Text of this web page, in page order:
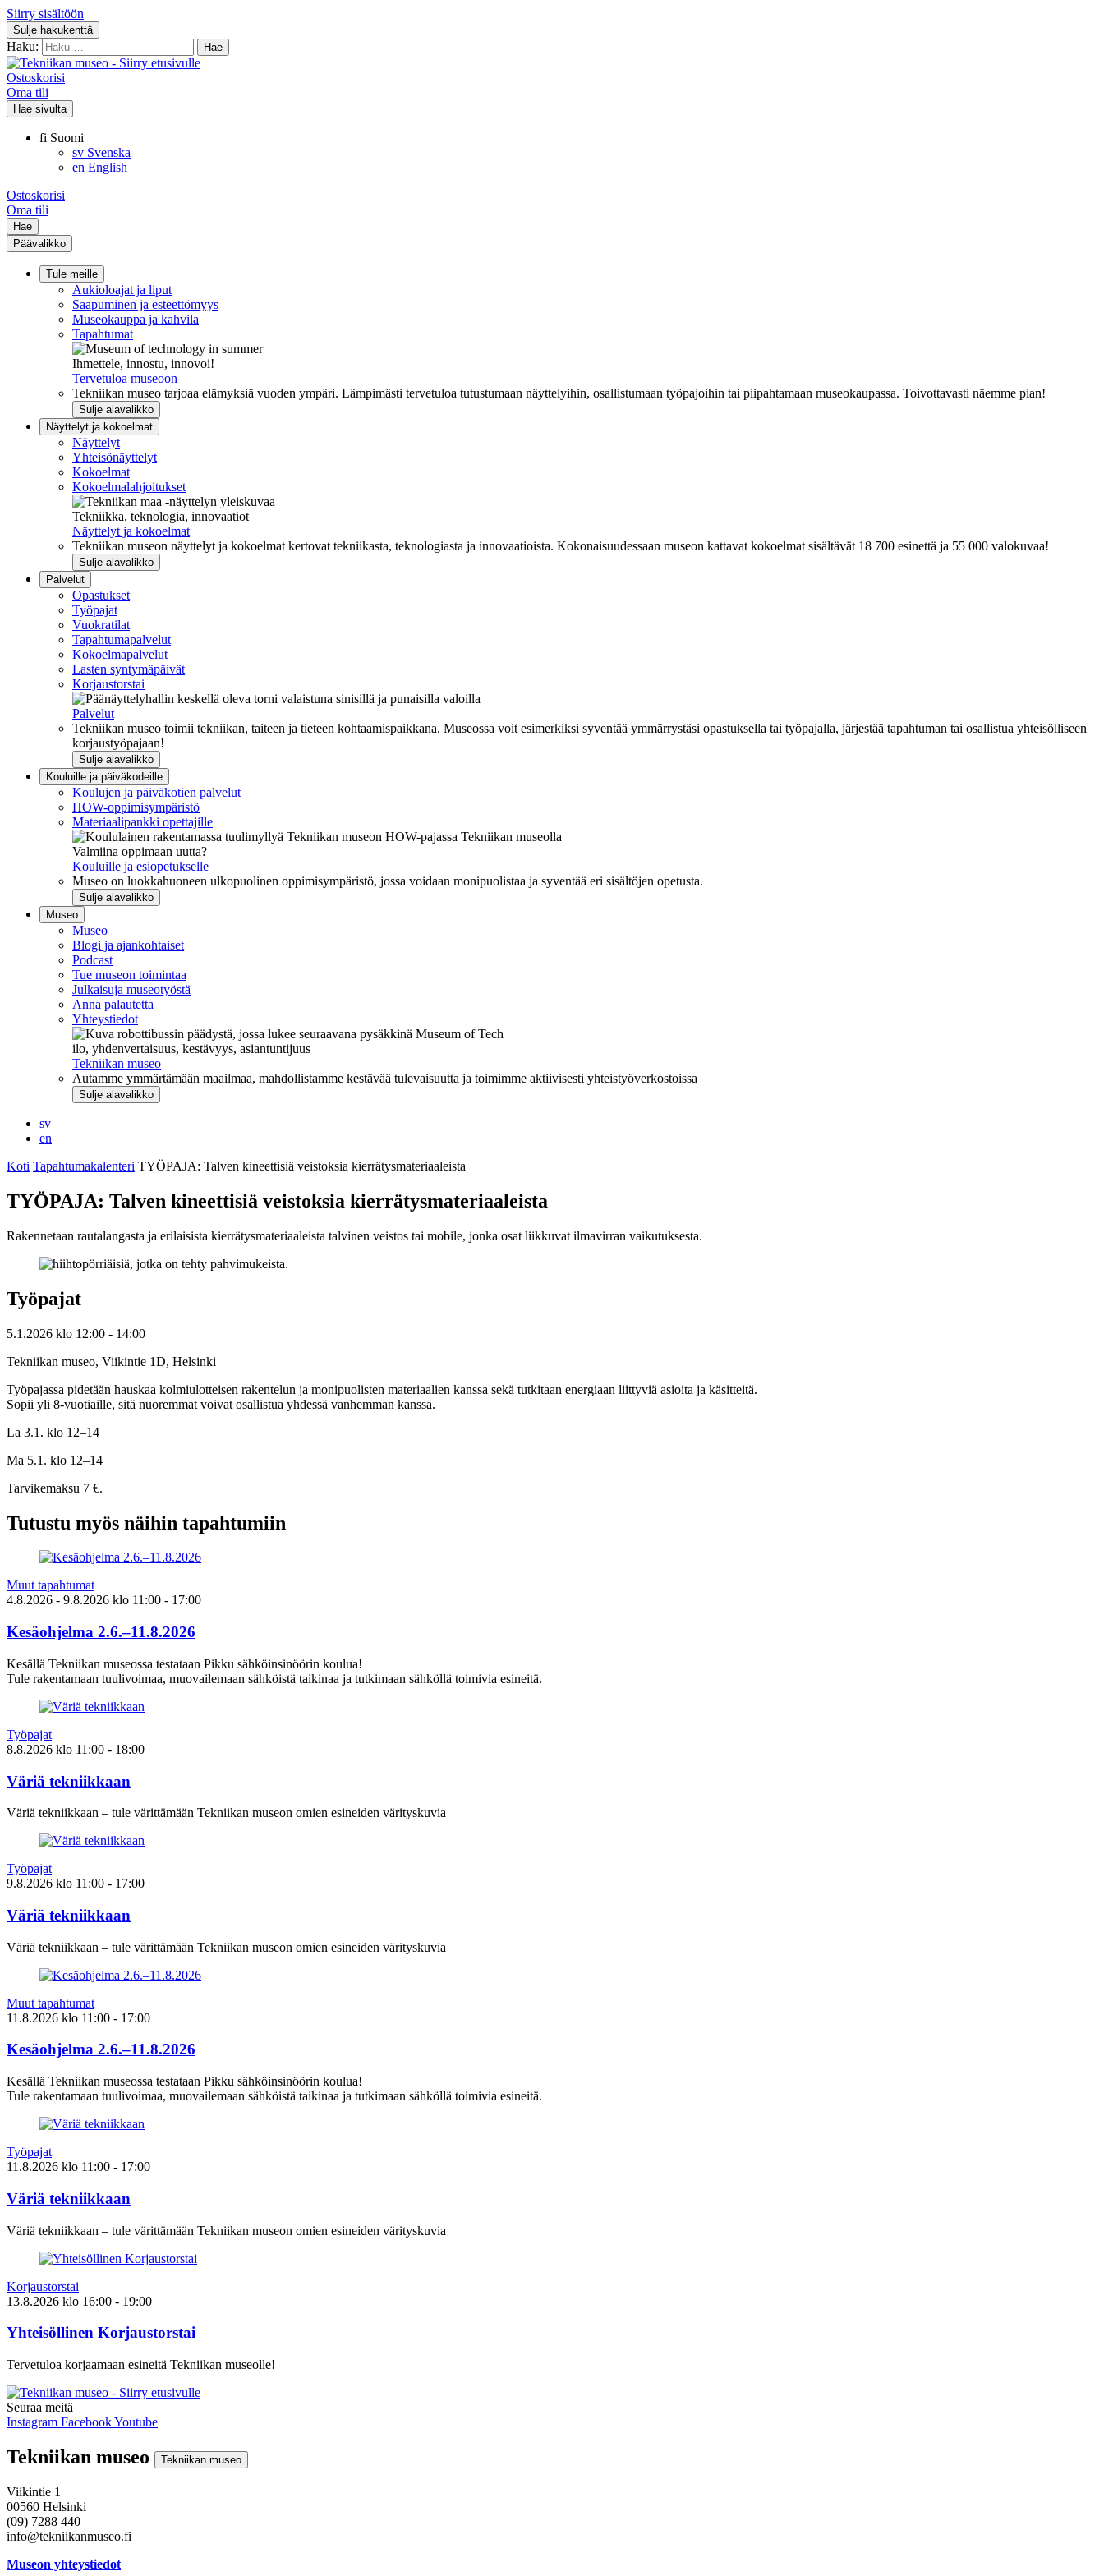
Siirry sisältöön
Sulje hakukenttä
Haku:
Ostoskorisi
Oma tili
Hae sivulta
fi Suomi
sv Svenska
en English
Ostoskorisi
Oma tili
Hae
Päävalikko
Tule meille
Aukioloajat ja liput
Saapuminen ja esteettömyys
Museokauppa ja kahvila
Tapahtumat
Ihmettele, innostu, innovoi!
Tervetuloa museoon
Tekniikan museo tarjoaa elämyksiä vuoden ympäri. Lämpimästi tervetuloa tutustumaan näyttelyihin, osallistumaan työpajoihin tai piipahtamaan museokaupassa. Toivottavasti näemme pian!
Sulje alavalikko
Näyttelyt ja kokoelmat
Näyttelyt
Yhteisönäyttelyt
Kokoelmat
Kokoelmalahjoitukset
Tekniikka, teknologia, innovaatiot
Näyttelyt ja kokoelmat
Tekniikan museon näyttelyt ja kokoelmat kertovat tekniikasta, teknologiasta ja innovaatioista. Kokonaisuudessaan museon kattavat kokoelmat sisältävät 18 700 esinettä ja 55 000 valokuvaa!
Sulje alavalikko
Palvelut
Opastukset
Työpajat
Vuokratilat
Tapahtumapalvelut
Kokoelmapalvelut
Lasten syntymäpäivät
Korjaustorstai
Palvelut
Tekniikan museo toimii tekniikan, taiteen ja tieteen kohtaamispaikkana. Museossa voit esimerkiksi syventää ymmärrystäsi opastuksella tai työpajalla, järjestää tapahtuman tai osallistua yhteisölliseen
korjaustyöpajaan!
Sulje alavalikko
Kouluille ja päiväkodeille
Koulujen ja päiväkotien palvelut
HOW-oppimisympäristö
Materiaalipankki opettajille
Valmiina oppimaan uutta?
Kouluille ja esiopetukselle
Museo on luokkahuoneen ulkopuolinen oppimisympäristö, jossa voidaan monipuolistaa ja syventää eri sisältöjen opetusta.
Sulje alavalikko
Museo
Museo
Blogi ja ajankohtaiset
Podcast
Tue museon toimintaa
Julkaisuja museotyöstä
Anna palautetta
Yhteystiedot
ilo, yhdenvertaisuus, kestävyys, asiantuntijuus
Tekniikan museo
Autamme ymmärtämään maailmaa, mahdollistamme kestävää tulevaisuutta ja toimimme aktiivisesti yhteistyöverkostoissa
Sulje alavalikko
sv
en
Koti Tapahtumakalenteri TYÖPAJA: Talven kineettisiä veistoksia kierrätysmateriaaleista
TYÖPAJA: Talven kineettisiä veistoksia kierrätysmateriaaleista
Rakennetaan rautalangasta ja erilaisista kierrätysmateriaaleista talvinen veistos tai mobile, jonka osat liikkuvat ilmavirran vaikutuksesta.
Työpajat
5.1.2026 klo 12:00 - 14:00
Tekniikan museo, Viikintie 1D, Helsinki
Työpajassa pidetään hauskaa kolmiulotteisen rakentelun ja monipuolisten materiaalien kanssa sekä tutkitaan energiaan liittyviä asioita ja käsitteitä.
Sopii yli 8-vuotiaille, sitä nuoremmat voivat osallistua yhdessä vanhemman kanssa.
La 3.1. klo 12–14
Ma 5.1. klo 12–14
Tarvikemaksu 7 €.
Tutustu myös näihin tapahtumiin
Muut tapahtumat
4.8.2026 - 9.8.2026 klo 11:00 - 17:00
Kesäohjelma 2.6.–11.8.2026
Kesällä Tekniikan museossa testataan Pikku sähköinsinöörin koulua!
Tule rakentamaan tuulivoimaa, muovailemaan sähköistä taikinaa ja tutkimaan sähköllä toimivia esineitä.
Työpajat
8.8.2026 klo 11:00 - 18:00
Väriä tekniikkaan
Väriä tekniikkaan – tule värittämään Tekniikan museon omien esineiden värityskuvia
Työpajat
9.8.2026 klo 11:00 - 17:00
Väriä tekniikkaan
Väriä tekniikkaan – tule värittämään Tekniikan museon omien esineiden värityskuvia
Muut tapahtumat
11.8.2026 klo 11:00 - 17:00
Kesäohjelma 2.6.–11.8.2026
Kesällä Tekniikan museossa testataan Pikku sähköinsinöörin koulua!
Tule rakentamaan tuulivoimaa, muovailemaan sähköistä taikinaa ja tutkimaan sähköllä toimivia esineitä.
Työpajat
11.8.2026 klo 11:00 - 17:00
Väriä tekniikkaan
Väriä tekniikkaan – tule värittämään Tekniikan museon omien esineiden värityskuvia
Korjaustorstai
13.8.2026 klo 16:00 - 19:00
Yhteisöllinen Korjaustorstai
Tervetuloa korjaamaan esineitä Tekniikan museolle!
Seuraa meitä
Instagram FacebookYoutube
Tekniikan museo Tekniikan museo
Viikintie 1
00560 Helsinki
(09) 7288 440
info@tekniikanmuseo.fi
Museon yhteystiedot